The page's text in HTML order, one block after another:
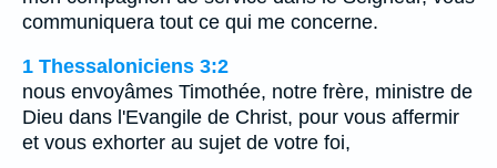
communiquera tout ce qui me concerne.
1 Thessaloniciens 3:2
nous envoyâmes Timothée, notre frère, ministre de
Dieu dans l'Evangile de Christ, pour vous affermir
et vous exhorter au sujet de votre foi,